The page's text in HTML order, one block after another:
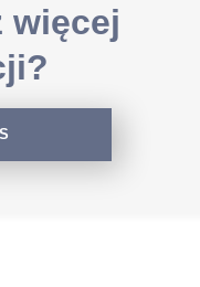
więcej